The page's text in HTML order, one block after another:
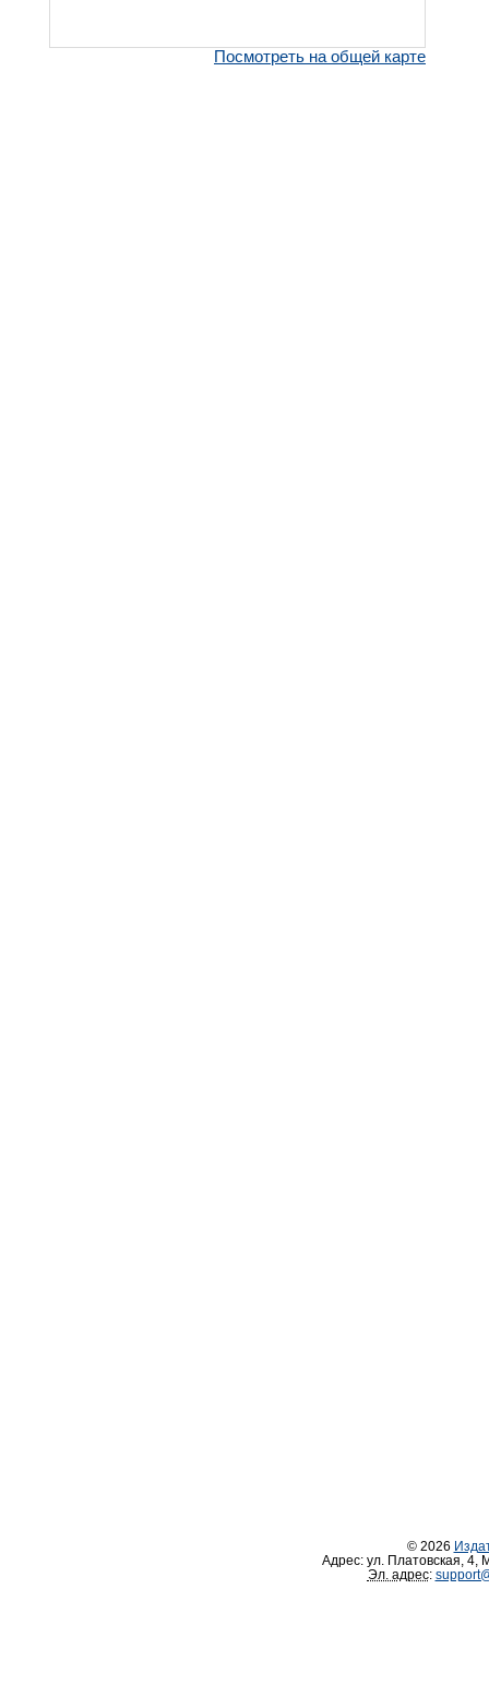
Посмотреть на общей карте
© 2026
Адрес: ул. Платовская, 4
Эл. адрес: